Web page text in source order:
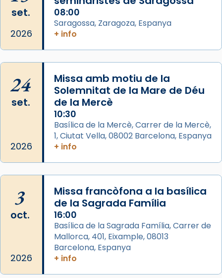
del Sant Pare Lleó XIV a Barcelona, i als
col·laboradors, a la Catedral de Barcelona.
L’arquebisbe de Barcelona, el cardenal Joan
📸 Dr. G. Simón
Photo
View on Facebook ·
Arquebisbat de Barcelona
Memòria de les santes Juliana i
Semproniana, verges i màrtirs.
Acompanyant la història de sant Cugat, a
partir de l’Edat Mitjana sorgeix la tradició
que les santes Juliana (“relatiu a Júlia”) i
Semproniana (“relatiu a Semprònia =
eterna”) són deixebles seves. I l’any 1667, el
frare Joan Gaspar Roig, afirma en una obra
set.
2026
08:00
Saragossa, Zaragoza, Espanya
+ info
24
set.
2026
Missa amb motiu de la
Solemnitat de la Mare de Déu
de la Mercè
10:30
Basílica de la Mercè, Carrer de la Mercè,
1, Ciutat Vella, 08002 Barcelona, Espanya
+ info
3
oct.
2026
Missa francòfona a la basílica
de la Sagrada Família
16:00
Basílica de la Sagrada Família, Carrer de
Mallorca, 401, Eixample, 08013
Barcelona, Espanya
+ info